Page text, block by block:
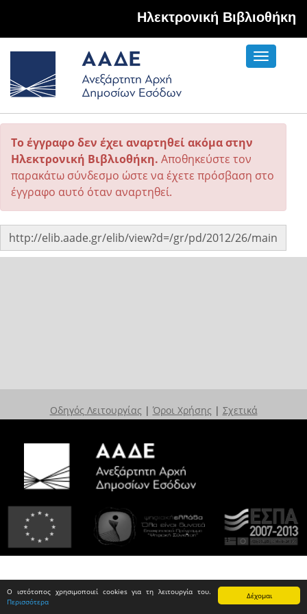
Δέχομαι
Ο ιστότοπος χρησιμοποιεί cookies για τη λειτουργία του.
Περισσότερα
Hλεκτρονική Βιβλιοθήκη
Toggle
Το έγγραφο δεν έχει αναρτηθεί ακόμα στην
Ηλεκτρονική Βιβλιοθήκη. Αποθηκεύστε τον
παρακάτω σύνδεσμο ώστε να έχετε πρόσβαση στο
έγγραφο αυτό όταν αναρτηθεί.
Οδηγός Λειτουργίας | Όροι Χρήσης | Σχετικά